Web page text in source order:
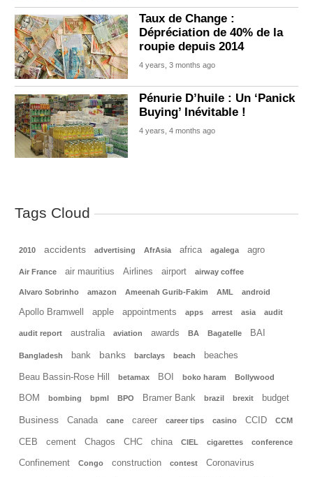
Taux de Change :
Dépréciation de 40% de la
roupie depuis 2014
4 years, 3 months ago
Pénurie D’huile : Un ‘Panick
Buying’ Inévitable !
4 years, 4 months ago
Tags Cloud
2010 accidents advertising AfrAsia africa agalega agro
Air France air mauritius Airlines airport airway coffee
Alvaro Sobrinho amazon Ameenah Gurib-Fakim AML android
Apollo Bramwell apple appointments apps arrest asia audit
audit report australia aviation awards BA Bagatelle BAI
Bangladesh bank banks barclays beach beaches
Beau Bassin-Rose Hill betamax BOI boko haram Bollywood
BOM bombing bpml BPO Bramer Bank brazil brexit budget
Business Canada cane career career tips casino CCID CCM
CEB cement Chagos CHC china CIEL cigarettes conference
Confinement Congo construction contest Coronavirus